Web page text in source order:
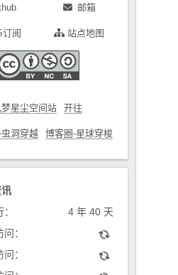
邮箱
订阅 站点地图
梦星尘空间站 开往
洞穿越 博客圈-星球穿梭
4 年 40 天
：
：